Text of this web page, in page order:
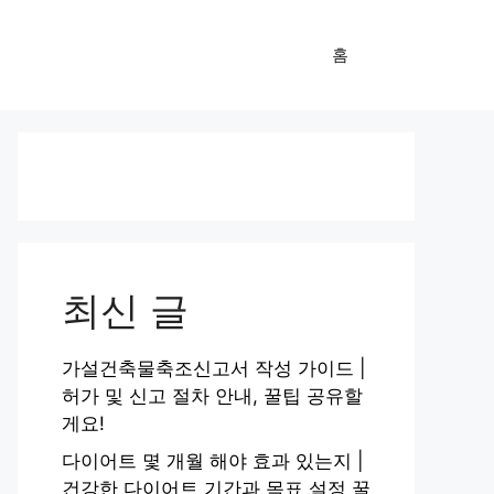
홈
최신 글
가설건축물축조신고서 작성 가이드 |
허가 및 신고 절차 안내, 꿀팁 공유할
게요!
다이어트 몇 개월 해야 효과 있는지 |
건강한 다이어트 기간과 목표 설정 꿀